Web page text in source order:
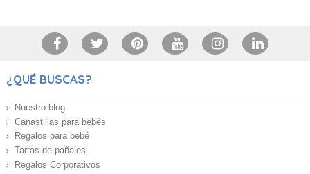
¿QUÉ BUSCAS?
Nuestro blog
Canastillas para bebés
Regalos para bebé
Tartas de pañales
Regalos Corporativos